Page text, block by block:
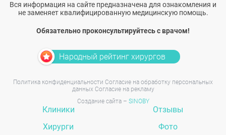
Вся информация на сайте предназначена для ознакомления и
не заменяет квалифицированную медицинскую помощь.
Обязательно проконсультируйтесь с врачом!
Народный рейтинг хирургов
Политика конфиденциальности Согласие на обработку персональных
данных Согласие на рекламу
Создание сайта – SINOBY
Клиники
Хирурги
Отзывы
Фото